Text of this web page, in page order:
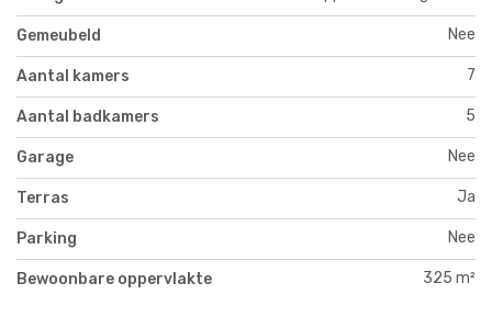
Gemeubeld Nee
Aantal kamers 7
Aantal badkamers 5
Garage Nee
Terras Ja
Parking Nee
Bewoonbare oppervlakte 325 m²